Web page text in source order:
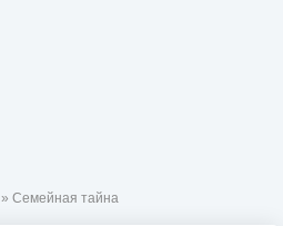
» Семейная тайна